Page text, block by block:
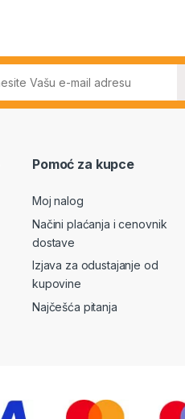
Pomoć za kupce
Moj nalog
Načini plaćanja i cenovnik
dostave
Izjava za odustajanje od
kupovine
Najčešća pitanja